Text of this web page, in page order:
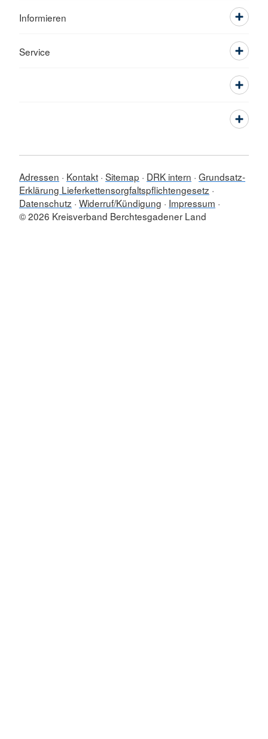
Informieren
Service
Adressen Kontakt Sitemap DRK intern Grundsatz-
Erklärung Lieferkettensorgfaltspflichtengesetz
Datenschutz Widerruf/Kündigung
Impressum
© 2026 Kreisverband Berchtesgadener Land